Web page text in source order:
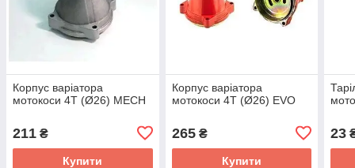
Корпус варіатора
мотокоси 4T (Ø26) MECH
211 ₴
Купити
Корпус варіатора
мотокоси 4T (Ø26) EVO
265₴
Купити
23